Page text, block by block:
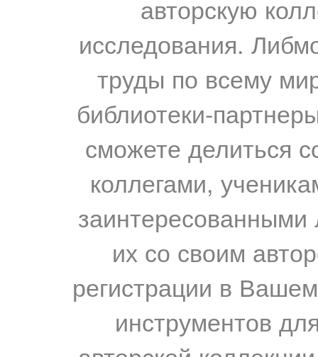
авторскую
исследования.
труды по всему
библиотеки-
сможете делиться
коллегами,
их со своим
регистрации в
инструментов